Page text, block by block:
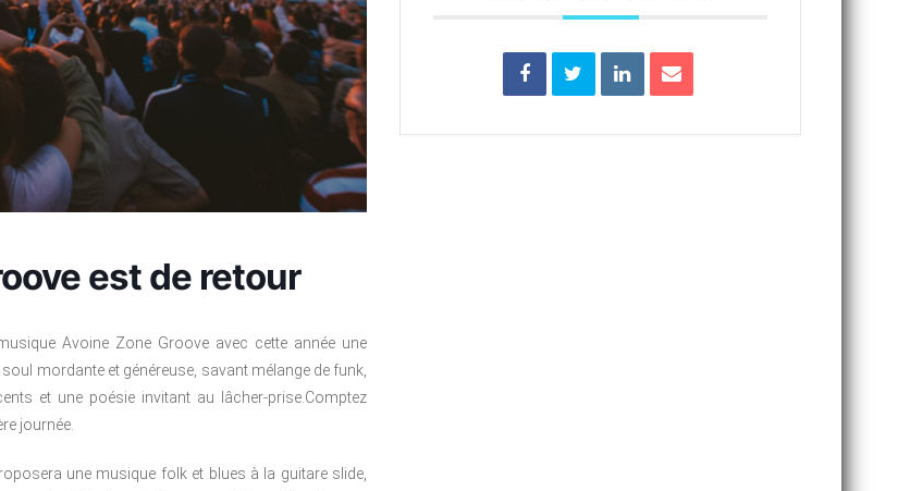
est de retour
Avoine Zone Groove avec cette année une
mordante et généreuse, savant mélange de funk,
et une poésie invitant au lâcher-prise.Comptez
journée.
une musique folk et blues à la guitare slide,